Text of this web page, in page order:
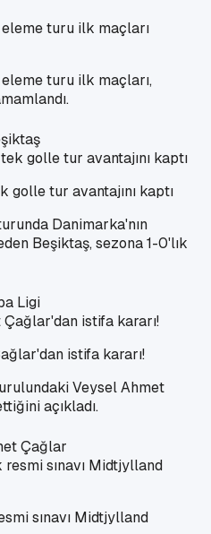
turu ilk maçları
turu ilk maçları,
golle tur avantajını kaptı
Danimarka'nın
Beşiktaş, sezona 1-0'lık
Ligi
istifa kararı!
Veysel Ahmet
açıkladı.
Çağlar
sınavı Midtjylland